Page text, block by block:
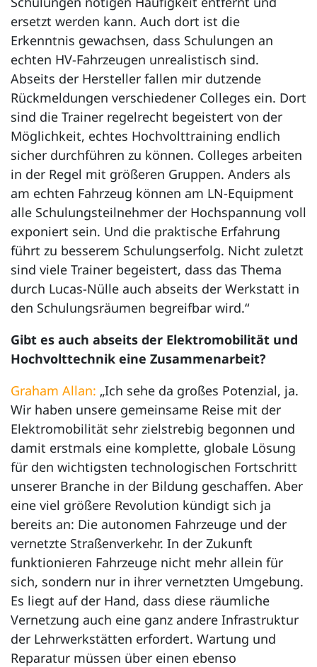
ersetzt werden kann. Auch dort ist die
Erkenntnis gewachsen, dass Schulungen an
echten HV-Fahrzeugen unrealistisch sind.
Abseits der Hersteller fallen mir dutzende
Rückmeldungen verschiedener Colleges ein. Dort
sind die Trainer regelrecht begeistert von der
Möglichkeit, echtes Hochvolttraining endlich
sicher durchführen zu können. Colleges arbeiten
in der Regel mit größeren Gruppen. Anders als
am echten Fahrzeug können am LN-Equipment
alle Schulungsteilnehmer der Hochspannung voll
exponiert sein. Und die praktische Erfahrung
führt zu besserem Schulungserfolg. Nicht zuletzt
sind viele Trainer begeistert, dass das Thema
durch Lucas-Nülle auch abseits der Werkstatt in
den Schulungsräumen begreifbar wird.“
Gibt es auch abseits der Elektromobilität und
Hochvolttechnik eine Zusammenarbeit?
Graham Allan: „Ich sehe da großes Potenzial, ja.
Wir haben unsere gemeinsame Reise mit der
Elektromobilität sehr zielstrebig begonnen und
damit erstmals eine komplette, globale Lösung
für den wichtigsten technologischen Fortschritt
unserer Branche in der Bildung geschaffen. Aber
eine viel größere Revolution kündigt sich ja
bereits an: Die autonomen Fahrzeuge und der
vernetzte Straßenverkehr. In der Zukunft
funktionieren Fahrzeuge nicht mehr allein für
sich, sondern nur in ihrer vernetzten Umgebung.
Es liegt auf der Hand, dass diese räumliche
Vernetzung auch eine ganz andere Infrastruktur
der Lehrwerkstätten erfordert. Wartung und
Reparatur müssen über einen ebenso